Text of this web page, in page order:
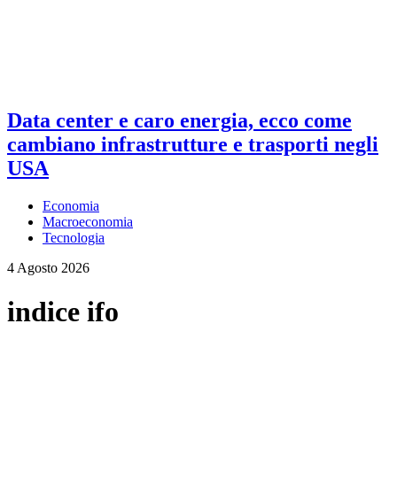
Data center e caro energia, ecco come
cambiano infrastrutture e trasporti negli
USA
Economia
Macroeconomia
Tecnologia
4 Agosto 2026
indice ifo